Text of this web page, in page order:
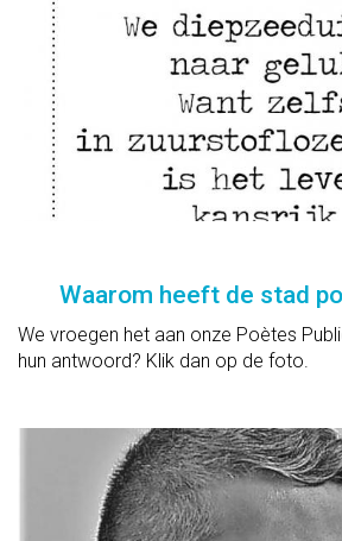
Waarom heeft de stad
We vroegen het aan onze Poètes
hun antwoord? Klik dan op de foto.